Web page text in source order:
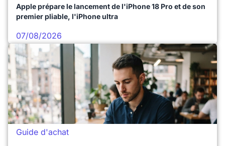
Apple prépare le lancement de l'iPhone 18 Pro et de son
premier pliable, l'iPhone ultra
07/08/2026
Guide d'achat